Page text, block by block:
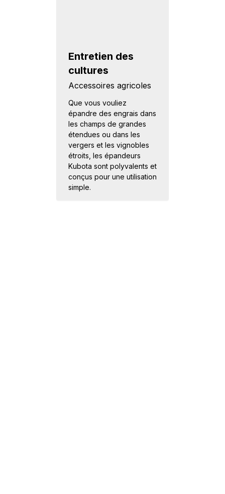
Entretien des
cultures
Accessoires agricoles
Que vous vouliez
épandre des engrais dans
les champs de grandes
étendues ou dans les
vergers et les vignobles
étroits, les épandeurs
Kubota sont polyvalents et
conçus pour une utilisation
simple.